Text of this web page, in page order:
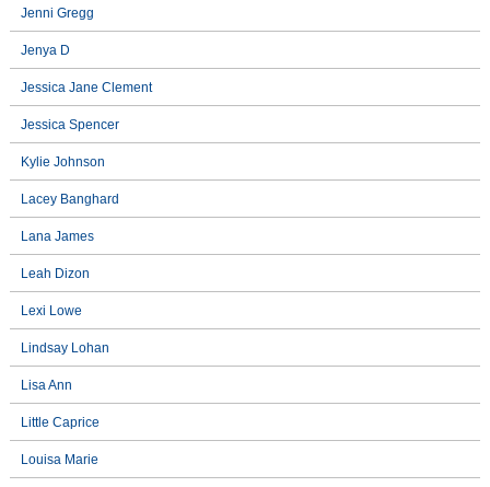
Jenni Gregg
Jenya D
Jessica Jane Clement
Jessica Spencer
Kylie Johnson
Lacey Banghard
Lana James
Leah Dizon
Lexi Lowe
Lindsay Lohan
Lisa Ann
Little Caprice
Louisa Marie